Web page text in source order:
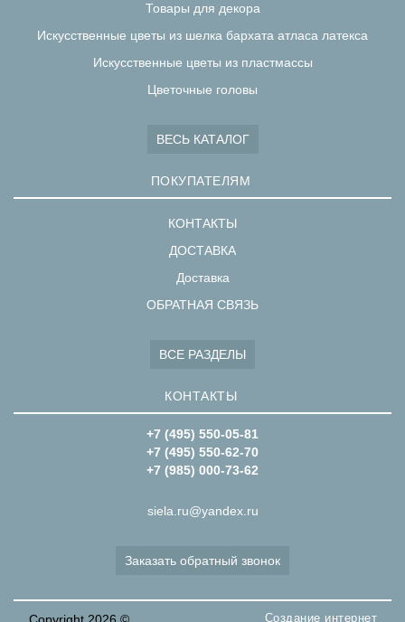
Товары для декора
Искусственные цветы из шелка бархата атласа латекса
Искусственные цветы из пластмассы
Цветочные головы
ВЕСЬ КАТАЛОГ
ПОКУПАТЕЛЯМ
КОНТАКТЫ
ДОСТАВКА
Доставка
ОБРАТНАЯ СВЯЗЬ
ВСЕ РАЗДЕЛЫ
КОНТАКТЫ
+7 (495) 550-05-81
+7 (495) 550-62-70
+7 (985) 000-73-62
siela.ru@yandex.ru
Заказать обратный звонок
Создание интернет